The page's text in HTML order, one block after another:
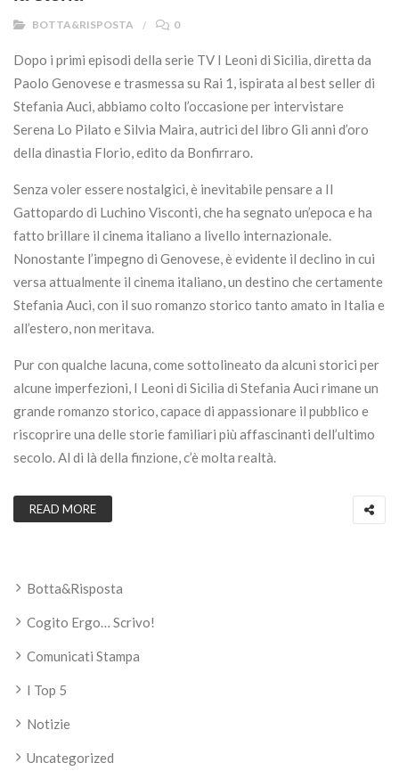
BOTTA&RISPOSTA 0
Dopo i primi episodi della serie TV I Leoni di Sicilia, diretta da
Paolo Genovese e trasmessa su Rai 1, ispirata al best seller di
Stefania Auci, abbiamo colto l’occasione per intervistare
Serena Lo Pilato e Silvia Maira, autrici del libro Gli anni d’oro
della dinastia Florio, edito da Bonfirraro.
Senza voler essere nostalgici, è inevitabile pensare a Il
Gattopardo di Luchino Visconti, che ha segnato un’epoca e ha
fatto brillare il cinema italiano a livello internazionale.
Nonostante l’impegno di Genovese, è evidente il declino in cui
versa attualmente il cinema italiano, un destino che certamente
Stefania Auci, con il suo romanzo storico tanto amato in Italia e
all’estero, non meritava.
Pur con qualche lacuna, come sottolineato da alcuni storici per
alcune imperfezioni, I Leoni di Sicilia di Stefania Auci rimane un
grande romanzo storico, capace di appassionare il pubblico e
riscoprire una delle storie familiari più affascinanti dell’ultimo
secolo. Al di là della finzione, c’è molta realtà.
READ MORE
Botta&Risposta
Cogito Ergo… Scrivo!
Comunicati Stampa
I Top 5
Notizie
Uncategorized